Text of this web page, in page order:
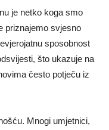
je netko koga smo
priznajemo svjesno
sposobnost
što ukazuje na
često potječu iz
Mnogi umjetnici,